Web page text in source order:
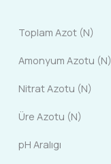
Toplam Azot (N)
Amonyum Azotu (N)
Nitrat Azotu (N)
Üre Azotu (N)
pH Aralıgı